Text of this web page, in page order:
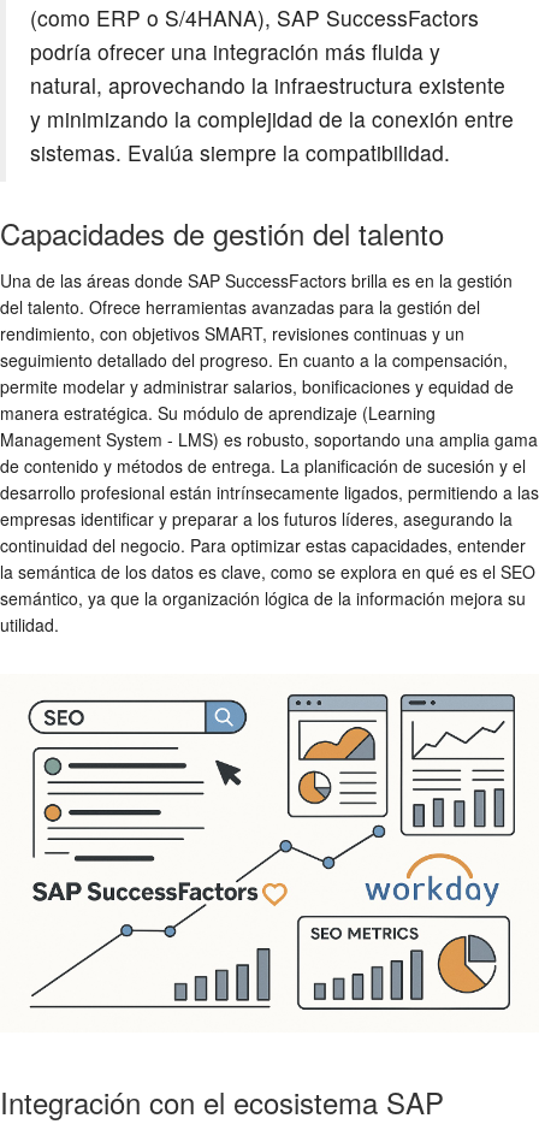
(como ERP o S/4HANA), SAP SuccessFactors
podría ofrecer una integración más fluida y
natural, aprovechando la infraestructura existente
y minimizando la complejidad de la conexión entre
sistemas. Evalúa siempre la compatibilidad.
Capacidades de gestión del talento
Una de las áreas donde SAP SuccessFactors brilla es en la gestión
del talento. Ofrece herramientas avanzadas para la gestión del
rendimiento, con objetivos SMART, revisiones continuas y un
seguimiento detallado del progreso. En cuanto a la compensación,
permite modelar y administrar salarios, bonificaciones y equidad de
manera estratégica. Su módulo de aprendizaje (Learning
Management System - LMS) es robusto, soportando una amplia gama
de contenido y métodos de entrega. La planificación de sucesión y el
desarrollo profesional están intrínsecamente ligados, permitiendo a las
empresas identificar y preparar a los futuros líderes, asegurando la
continuidad del negocio. Para optimizar estas capacidades, entender
la semántica de los datos es clave, como se explora en qué es el SEO
semántico, ya que la organización lógica de la información mejora su
utilidad.
Integración con el ecosistema SAP